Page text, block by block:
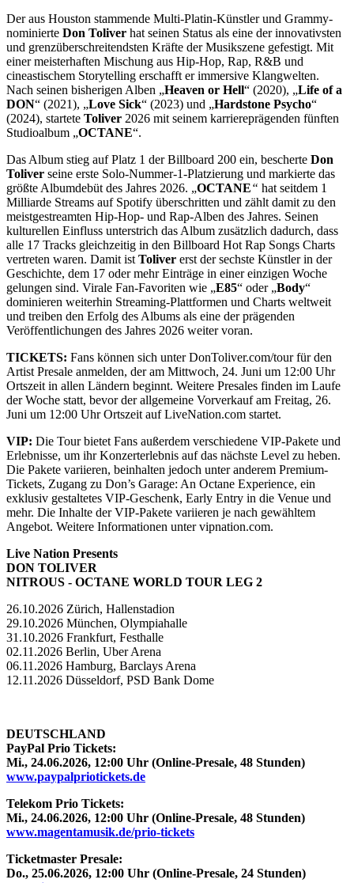
Der aus Houston stammende Multi-Platin-Künstler und Grammy-
nominierte Don Toliver hat seinen Status als eine der innovativsten
und grenzüberschreitendsten Kräfte der Musikszene gefestigt. Mit
einer meisterhaften Mischung aus Hip-Hop, Rap, R&B und
cineastischem Storytelling erschafft er immersive Klangwelten.
Nach seinen bisherigen Alben „Heaven or Hell“ (2020), „Life of a
DON“ (2021), „Love Sick“ (2023) und „Hardstone Psycho“
(2024), startete Toliver 2026 mit seinem karriereprägenden fünften
Studioalbum „OCTANE“.
Das Album stieg auf Platz 1 der Billboard 200 ein, bescherte Don
Toliver seine erste Solo-Nummer-1-Platzierung und markierte das
größte Albumdebüt des Jahres 2026. „OCTANE“ hat seitdem 1
Milliarde Streams auf Spotify überschritten und zählt damit zu den
meistgestreamten Hip-Hop- und Rap-Alben des Jahres. Seinen
kulturellen Einfluss unterstrich das Album zusätzlich dadurch, dass
alle 17 Tracks gleichzeitig in den Billboard Hot Rap Songs Charts
vertreten waren. Damit ist Toliver erst der sechste Künstler in der
Geschichte, dem 17 oder mehr Einträge in einer einzigen Woche
gelungen sind. Virale Fan-Favoriten wie „E85“ oder „Body“
dominieren weiterhin Streaming-Plattformen und Charts weltweit
und treiben den Erfolg des Albums als eine der prägenden
Veröffentlichungen des Jahres 2026 weiter voran.
TICKETS: Fans können sich unter DonToliver.com/tour für den
Artist Presale anmelden, der am Mittwoch, 24. Juni um 12:00 Uhr
Ortszeit in allen Ländern beginnt. Weitere Presales finden im Laufe
der Woche statt, bevor der allgemeine Vorverkauf am Freitag, 26.
Juni um 12:00 Uhr Ortszeit auf LiveNation.com startet.
VIP: Die Tour bietet Fans außerdem verschiedene VIP-Pakete und
Erlebnisse, um ihr Konzerterlebnis auf das nächste Level zu heben.
Die Pakete variieren, beinhalten jedoch unter anderem Premium-
Tickets, Zugang zu Don’s Garage: An Octane Experience, ein
exklusiv gestaltetes VIP-Geschenk, Early Entry in die Venue und
mehr. Die Inhalte der VIP-Pakete variieren je nach gewähltem
Angebot. Weitere Informationen unter vipnation.com.
Live Nation Presents
DON TOLIVER
NITROUS - OCTANE WORLD TOUR LEG 2
26.10.2026 Zürich, Hallenstadion
29.10.2026 München, Olympiahalle
31.10.2026 Frankfurt, Festhalle
02.11.2026 Berlin, Uber Arena
06.11.2026 Hamburg, Barclays Arena
12.11.2026 Düsseldorf, PSD Bank Dome
DEUTSCHLAND
PayPal Prio Tickets:
Mi., 24.06.2026, 12:00 Uhr (Online-Presale, 48 Stunden)
www.paypalpriotickets.de
Telekom Prio Tickets:
Mi., 24.06.2026, 12:00 Uhr (Online-Presale, 48 Stunden)
www.magentamusik.de/prio-tickets
Ticketmaster Presale:
Do., 25.06.2026, 12:00 Uhr (Online-Presale, 24 Stunden)